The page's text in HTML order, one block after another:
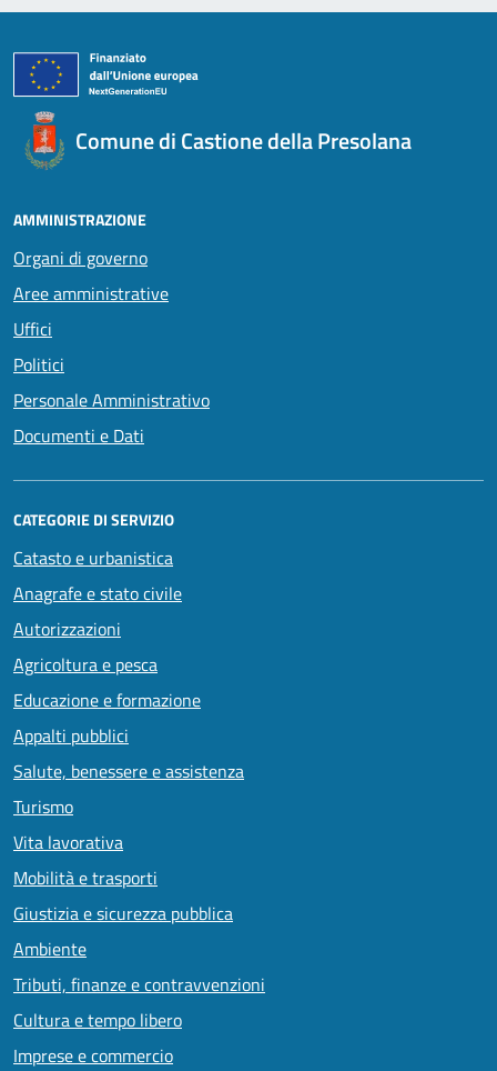
Comune di Castione della Presolana
AMMINISTRAZIONE
Organi di governo
Aree amministrative
Uffici
Politici
Personale Amministrativo
Documenti e Dati
CATEGORIE DI SERVIZIO
Catasto e urbanistica
Anagrafe e stato civile
Autorizzazioni
Agricoltura e pesca
Educazione e formazione
Appalti pubblici
Salute, benessere e assistenza
Turismo
Vita lavorativa
Mobilità e trasporti
Giustizia e sicurezza pubblica
Ambiente
Tributi, finanze e contravvenzioni
Cultura e tempo libero
Imprese e commercio